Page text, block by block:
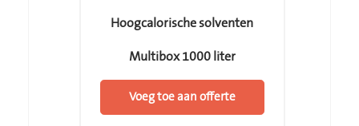
Hoogcalorische solventen
Multibox 1000 liter
Voeg toe aan offerte